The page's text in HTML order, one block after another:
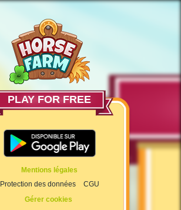
PLAY FOR FREE
Mentions légales
Protection des données
CGU
Gérer cookies